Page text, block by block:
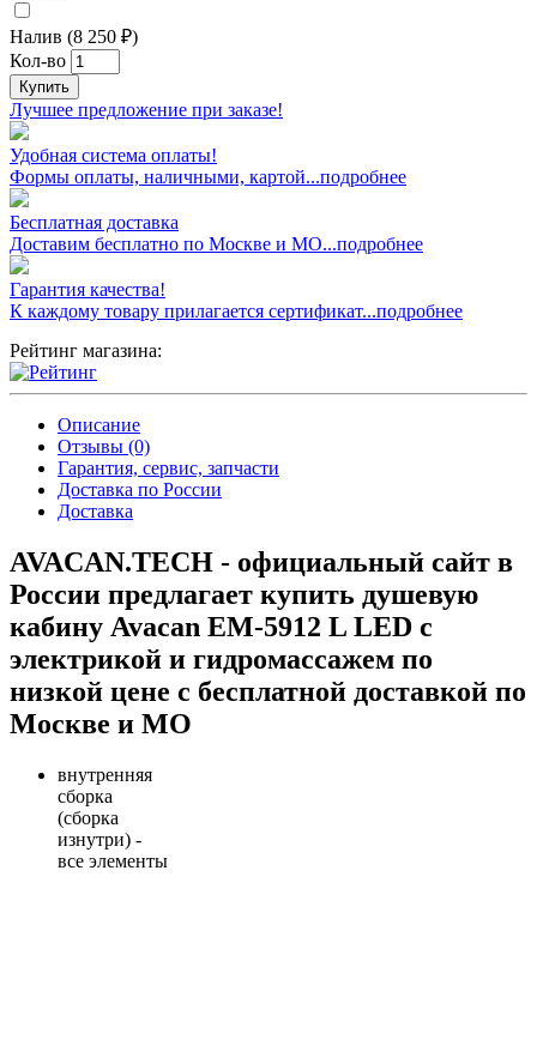
Налив (8 250 ₽)
Кол-во
Купить
Лучшее предложение при заказе!
Удобная система оплаты!
Формы оплаты, наличными, картой...подробнее
Бесплатная доставка
Доставим бесплатно по Москве и МО...подробнее
Гарантия качества!
К каждому товару прилагается сертификат...подробнее
Рейтинг магазина:
Описание
Отзывы (0)
Гарантия, сервис, запчасти
Доставка по России
Доставка
AVACAN.TECH - официальный сайт в
России предлагает купить душевую
кабину Avacan EM-5912 L LED с
электрикой и гидромассажем по
низкой цене с бесплатной доставкой по
Москве и МО
внутренняя
сборка
(сборка
изнутри) -
все элементы